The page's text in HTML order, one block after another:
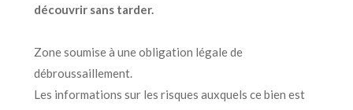
découvrir sans tarder.
Zone soumise à une obligation légale de
débroussaillement.
Les informations sur les risques auxquels ce bien est